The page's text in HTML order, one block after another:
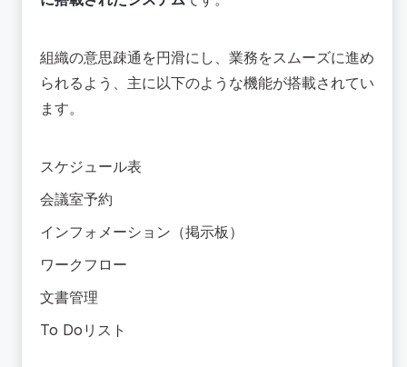
組織の意思疎通を円滑にし、業務をスムーズに進め
られるよう、主に以下のような機能が搭載されてい
ます。
スケジュール表
会議室予約
インフォメーション（掲示板）
ワークフロー
文書管理
To Doリスト